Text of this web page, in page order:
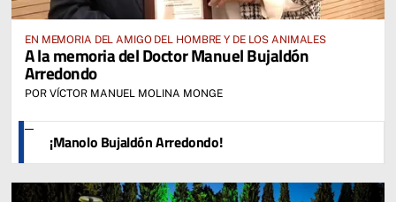
EN MEMORIA DEL AMIGO DEL HOMBRE Y DE LOS ANIMALES
A la memoria del Doctor Manuel Bujaldón
Arredondo
POR VÍCTOR MANUEL MOLINA MONGE
¡Manolo Bujaldón Arredondo!